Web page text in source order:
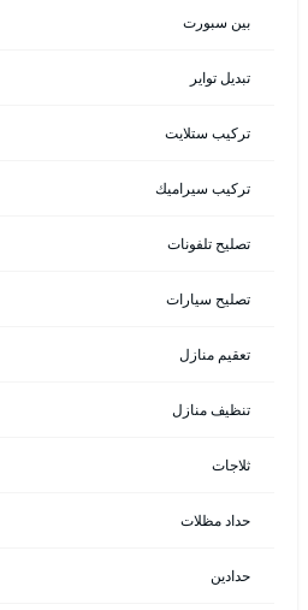
بين سبورت
تبديل تواير
تركيب ستلايت
تركيب سيراميك
تصليح تلفونات
تصليح سيارات
تعقيم منازل
تنظيف منازل
ثلاجات
حداد مظلات
حدادين